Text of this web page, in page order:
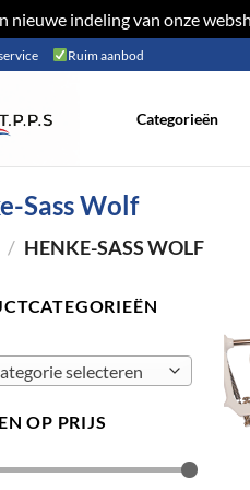
nieuwe indeling van onze
Ruim aanbod
Categorieën
Sass Wolf
/ HENKE-SASS WOLF
selecteren
OP PRIJS